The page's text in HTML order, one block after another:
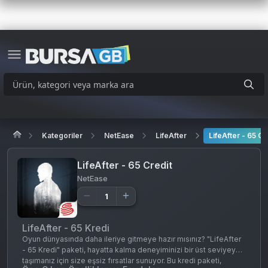
Kategoriler NetEase LifeAfter LifeAfter - 65
LifeAfter - 65 Credit
NetEase
LifeAfter - 65 Kredi
Oyun dünyasında daha ileriye gitmeye hazır mısınız? "LifeAfter
- 65 Kredi" paketi, hayatta kalma deneyiminizi bir üst seviyeye
taşımanız için size eşsiz fırsatlar sunuyor. Bu kredi paketi,